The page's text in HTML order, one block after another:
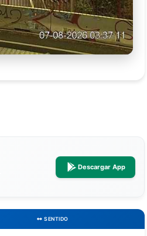
Descargar App
SENTIDO